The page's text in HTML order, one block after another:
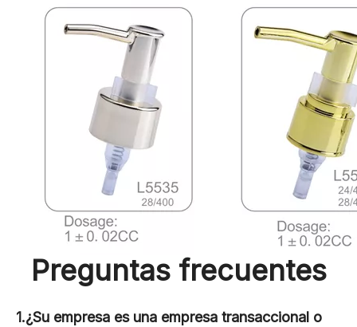
Preguntas frecuentes
1.¿Su empresa es una empresa transaccional o